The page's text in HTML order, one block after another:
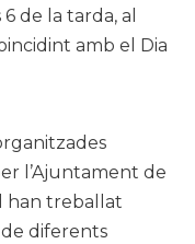
de la tarda, al
amb el Dia
l’Ajuntament de
han treballat
diferents